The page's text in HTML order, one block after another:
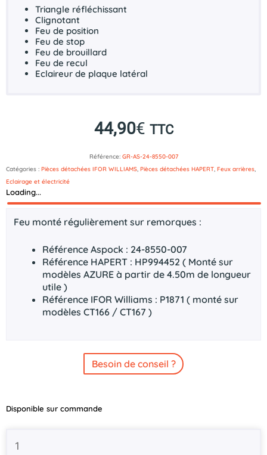
Triangle réfléchissant
Clignotant
Feu de position
Feu de stop
Feu de brouillard
Feu de recul
Eclaireur de plaque latéral
44,90€ TTC
Référence: GR-AS-24-8550-007
Catégories : Pièces détachées IFOR WILLIAMS Pièces détachées HAPERT Feux arrières
Eclairage et électricité
Loading...
Description
Feu monté régulièrement sur remorques :
Référence Aspock : 24-8550-007
Référence HAPERT : HP994452 ( Monté sur
modèles AZURE à partir de 4.50m de longueur
utile )
Référence IFOR Williams : P1871 ( monté sur
modèles CT166 / CT167 )
Besoin de conseil ?
Disponible sur commande
quantité
arrière